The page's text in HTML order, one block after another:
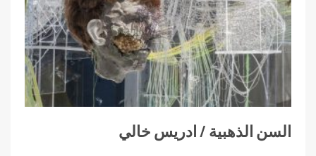
السن الذهبية / ادريس خالي